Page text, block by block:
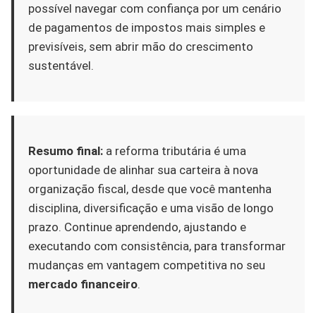
possível navegar com confiança por um cenário
de pagamentos de impostos mais simples e
previsíveis, sem abrir mão do crescimento
sustentável.
Resumo final: a reforma tributária é uma
oportunidade de alinhar sua carteira à nova
organização fiscal, desde que você mantenha
disciplina, diversificação e uma visão de longo
prazo. Continue aprendendo, ajustando e
executando com consistência, para transformar
mudanças em vantagem competitiva no seu
mercado financeiro.